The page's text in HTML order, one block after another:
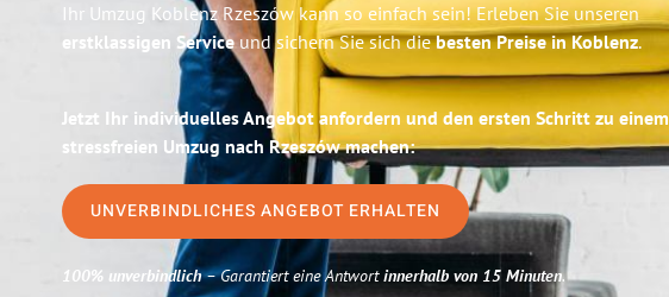
Ihr Umzug Koblenz Rzeszów kann so einfach sein! Erleben Sie unseren
erstklassigen Serviceund sichern Sie sich diebesten Preise in Koblenz.
Jetzt Ihr individuelles Angebot anfordern und den ersten Schritt zu einem
stressfreien Umzug nach Rzeszów machen:
UNVERBINDLICHES ANGEBOT ERHALTEN
100% unverbindlich– Garantiert eine Antwortinnerhalb von 15 Minuten.